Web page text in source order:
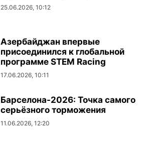
25.06.2026, 10:12
Азербайджан впервые
присоединился к глобальной
программе STEM Racing
17.06.2026, 10:11
Барселона-2026: Точка самого
серьёзного торможения
11.06.2026, 12:20